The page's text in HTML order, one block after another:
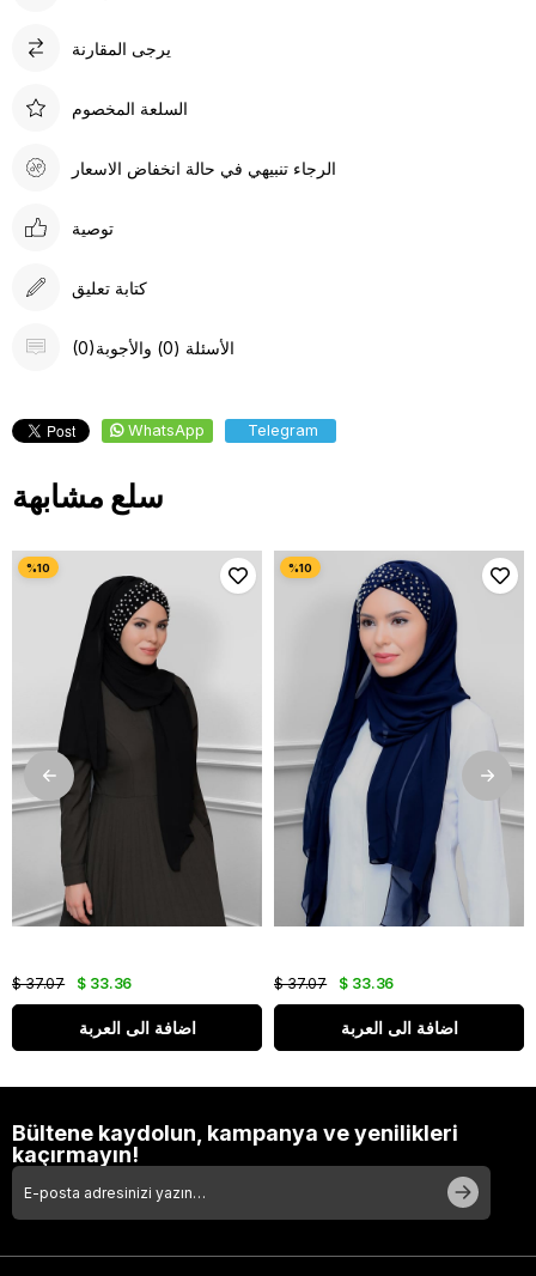
يرجى المقارنة
السلعة المخصوم
الرجاء تنبيهي في حالة انخفاض الاسعار
توصية
كتابة تعليق
(0)الأسئلة (0) والأجوبة
WhatsApp Telegram
سلع مشابهة
$ 33.36
$ 37.07
اضافة الى العربة
$ 33.36
$ 37.07
اضافة الى العربة
Bültene kaydolun, kampanya ve yenilikleri
kaçırmayın!